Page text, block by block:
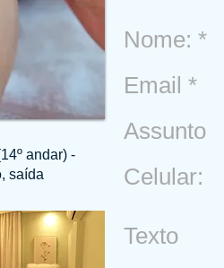
andar) -
saída